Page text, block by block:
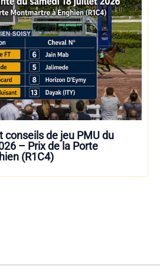
conseils de jeu PMU du
– Prix de la Porte
(R1C4)